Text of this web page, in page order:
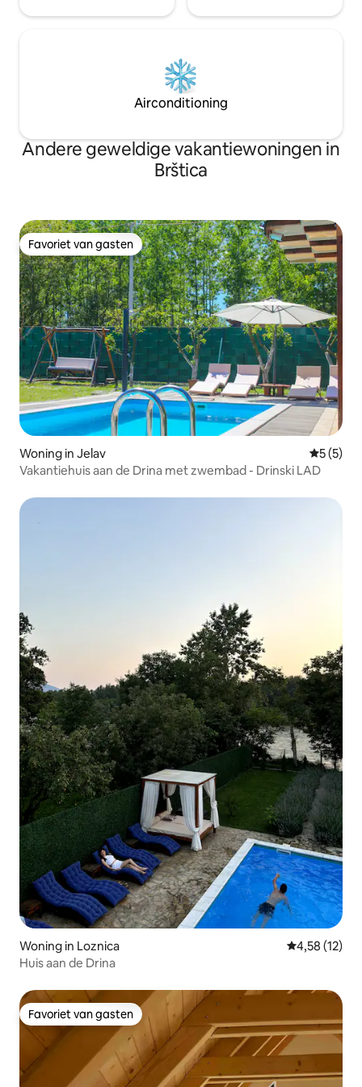
Airconditioning
Andere geweldige vakantiewoningen in
Brštica
Favoriet van gasten
Favoriet van gasten
Woning in Jelav
5 (5)
Vakantiehuis aan de Drina met zwembad - Drinski LAD
Woning in Loznica Gemiddelde
4,58 (12)
Huis aan de Drina
Favoriet van gasten
Favoriet van gasten